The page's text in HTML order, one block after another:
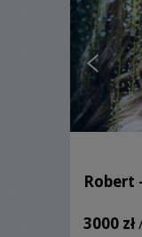
Robert
3000 zł